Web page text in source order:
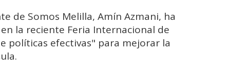
de Somos Melilla, Amín Azmani, ha
la reciente Feria Internacional de
políticas efectivas" para mejorar la